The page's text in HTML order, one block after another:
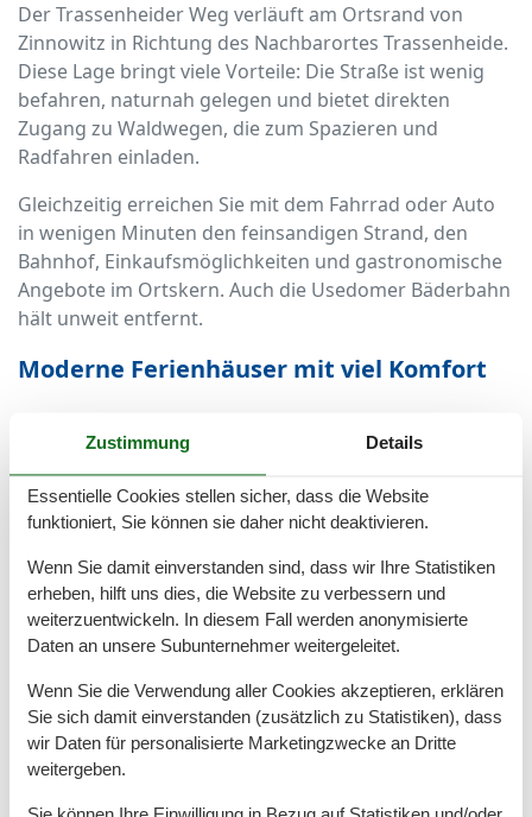
Der Trassenheider Weg verläuft am Ortsrand von
Zinnowitz in Richtung des Nachbarortes Trassenheide.
Diese Lage bringt viele Vorteile: Die Straße ist wenig
befahren, naturnah gelegen und bietet direkten
Zugang zu Waldwegen, die zum Spazieren und
Radfahren einladen.
Gleichzeitig erreichen Sie mit dem Fahrrad oder Auto
in wenigen Minuten den feinsandigen Strand, den
Bahnhof, Einkaufsmöglichkeiten und gastronomische
Angebote im Ortskern. Auch die Usedomer Bäderbahn
hält unweit entfernt.
Moderne Ferienhäuser mit viel Komfort
– vom gemütlichen Bungalow bis zum großzügigen
Ferienhaus für Familien. Viele Häuser verfügen über
zwei bis drei Schlafzimmer, moderne Bäder, große
Wohnbereiche mit Küche sowie eigene Terrassen oder
Gärten.
Zur Ausstattung zählen in der Regel WLAN, Smart-TV,
Waschmaschine, Spülmaschine, Parkplatz und je nach
Häuser sind hundefreundlich, ideal für den Urlaub mit
vierbeinigen Begleitern.
Perfekt für Familien, Paare und
Zustimmung Details
Essentielle Cookies stellen sicher, dass die Website
funktioniert, Sie können sie daher nicht deaktivieren.
Wenn Sie damit einverstanden sind, dass wir Ihre Statistiken
erheben, hilft uns dies, die Website zu verbessern und
weiterzuentwickeln. In diesem Fall werden anonymisierte
Daten an unsere Subunternehmer weitergeleitet.
Wenn Sie die Verwendung aller Cookies akzeptieren, erklären
Sie sich damit einverstanden (zusätzlich zu Statistiken), dass
wir Daten für personalisierte Marketingzwecke an Dritte
weitergeben.